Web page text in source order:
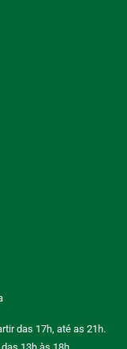
das 17h, até as 21h.